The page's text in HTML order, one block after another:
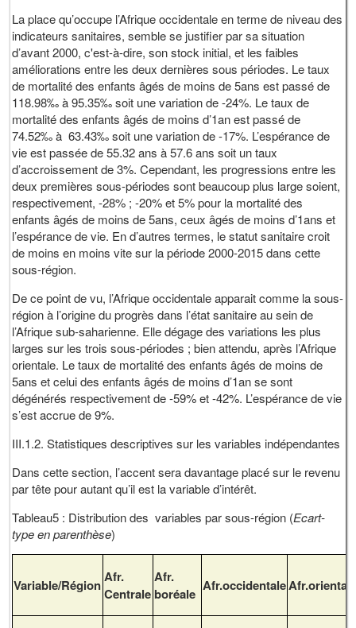
La place qu’occupe l’Afrique occidentale en terme de niveau des
indicateurs sanitaires, semble se justifier par sa situation
d’avant 2000, c'est-à-dire, son stock initial, et les faibles
améliorations entre les deux dernières sous périodes. Le taux
de mortalité des enfants âgés de moins de 5ans est passé de
118.98‰ à 95.35‰ soit une variation de -24%. Le taux de
mortalité des enfants âgés de moins d’1an est passé de
74.52‰ à 63.43‰ soit une variation de -17%. L’espérance de
vie est passée de 55.32 ans à 57.6 ans soit un taux
d’accroissement de 3%. Cependant, les progressions entre les
deux premières sous-périodes sont beaucoup plus large soient,
respectivement, -28% ; -20% et 5% pour la mortalité des
enfants âgés de moins de 5ans, ceux âgés de moins d’1ans et
l’espérance de vie. En d’autres termes, le statut sanitaire croit
de moins en moins vite sur la période 2000-2015 dans cette
sous-région.
De ce point de vu, l’Afrique occidentale apparait comme la sous-
région à l’origine du progrès dans l’état sanitaire au sein de
l’Afrique sub-saharienne. Elle dégage des variations les plus
larges sur les trois sous-périodes ; bien attendu, après l’Afrique
orientale. Le taux de mortalité des enfants âgés de moins de
5ans et celui des enfants âgés de moins d’1an se sont
dégénérés respectivement de -59% et -42%. L’espérance de vie
s’est accrue de 9%.
III.1.2. Statistiques descriptives sur les variables indépendantes
Dans cette section, l’accent sera davantage placé sur le revenu
par tête pour autant qu’il est la variable d’intérêt.
Tableau5 : Distribution des variables par sous-région (Ecart-
type en parenthèse)
Variable/RégionAfr.
Centrale
Afr.
boréale Afr.occidentale